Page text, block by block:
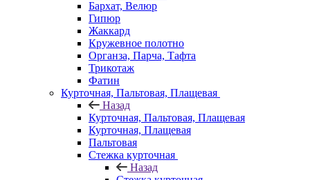
Бархат, Велюр
Гипюр
Жаккард
Кружевное полотно
Органза, Парча, Тафта
Трикотаж
Фатин
Курточная, Пальтовая, Плащевая
Назад
Курточная, Пальтовая, Плащевая
Курточная, Плащевая
Пальтовая
Стежка курточная
Назад